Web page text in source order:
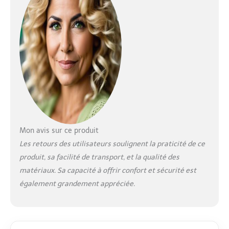
transat pour se
reposer, jouer ou se
détendre 3
POSITIONS
D'INCLINAISON :
grâce aux différentes
positions
d'inclinaison, bébé
peut s'allonger
manquer - ce transat
compact se règle
d'une seule main
LÉGER ET COMPACT :
plié à plat, Kori se
Mon avis sur ce produit
Les retours des utilisateurs soulignent la praticité de ce
produit, sa facilité de transport, et la qualité des
matériaux. Sa capacité à offrir confort et sécurité est
également grandement appréciée.